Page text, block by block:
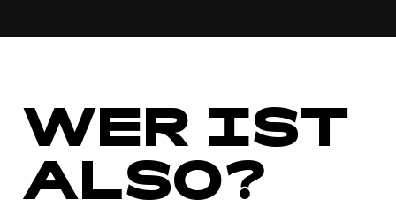
WER IST
ALSO?